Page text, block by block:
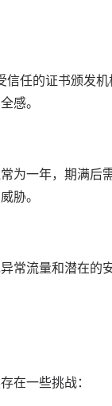
任的证书颁发
感。
为一年，期满后
胁。
流量和潜在的
在一些挑战：